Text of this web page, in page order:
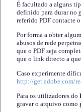
É facultado a alguns
definido para durar no
referido PDF contacte
Por forma a obter
abusos de rede
que o PDF seja
que o link directo a
Caso experimente
http://get.adobe.com/
Para os utilizadores do
gravar o arquivo como